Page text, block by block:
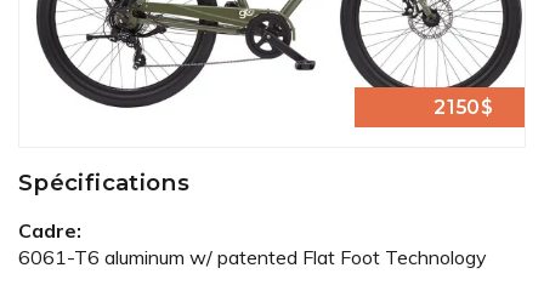
2150$
Spécifications
Cadre:
6061-T6 aluminum w/ patented Flat Foot Technology